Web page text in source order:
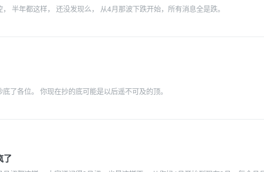
半年都这样， 还没发现么， 从4月那波下跌开始，所有消息全是跌。
了各位。 你现在抄的底可能是以后遥不可及的顶。
了